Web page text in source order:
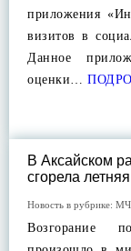
приложения
визитов в
Данное
оценки…
В Аксайском
сгорела
Новость в рубрике:
Возгорание